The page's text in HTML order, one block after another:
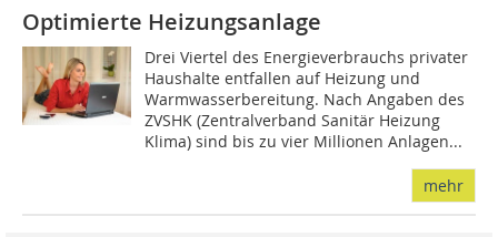
Optimierte Heizungsanlage
Drei Viertel des Energieverbrauchs privater
Haushalte entfallen auf Heizung und
Warmwasserbereitung. Nach Angaben des
ZVSHK (Zentralverband Sanitär Heizung
Klima) sind bis zu vier Millionen Anlagen...
mehr